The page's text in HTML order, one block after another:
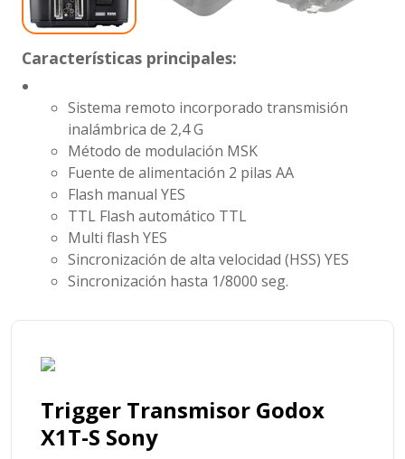
Características principales:
Sistema remoto incorporadotransmisión
inalámbrica de 2,4 G
Método de modulación MSK
Fuente de alimentación 2 pilas AA
Flash manualYES
TTL Flash automático TTL
Multi flashYES
Sincronización de alta velocidad (HSS)YES
Sincronización hasta 1/8000 seg.
Trigger Transmisor Godox
X1T-S Sony